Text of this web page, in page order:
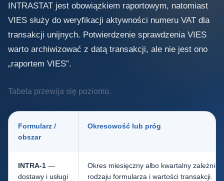
INTRASTAT jest obowiązkiem raportowym, natomiast
VIES służy do weryfikacji aktywności numeru VAT dla
transakcji unijnych. Potwierdzenie sprawdzenia VIES
warto archiwizować z datą transakcji, ale nie jest ono
„raportem VIES”.
Tabela przewija się poziomo.
Formularz /
obszar
Okresowość lub próg
INTRA-1 —
dostawy i usługi
Okres miesięczny albo kwartalny zależnie
rodzaju formularza i wartości transakcji.